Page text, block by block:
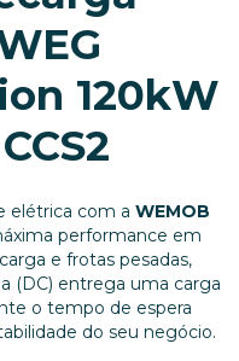
120kW
elétrica com a WEMOB
performance em
e frotas pesadas,
(DC) entrega uma carga
o tempo de espera
do seu negócio.